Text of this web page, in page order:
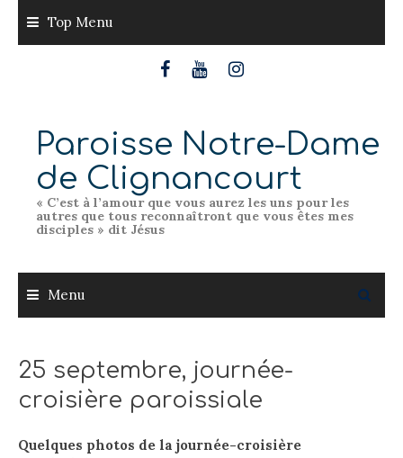
content
Top Menu
Paroisse Notre-Dame
de Clignancourt
« C’est à l’amour que vous aurez les uns pour les
autres que tous reconnaîtront que vous êtes mes
disciples » dit Jésus
Menu
25 septembre, journée-
croisière paroissiale
Quelques photos de la journée-croisière